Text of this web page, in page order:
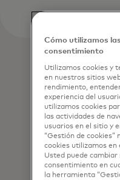
Cómo utilizamos
consentimiento
Utilizamos cookies y
en nuestros sitios
rendimiento,
experiencia del
utilizamos cookies
las actividades de
usuarios en el sitio y
“Gestión de cookies”
cookies utilizamos en
Usted puede cambiar
consentimiento en
la herramienta